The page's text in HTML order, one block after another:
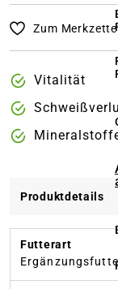
Zum
Vitalität
Produktdetails
Futterart